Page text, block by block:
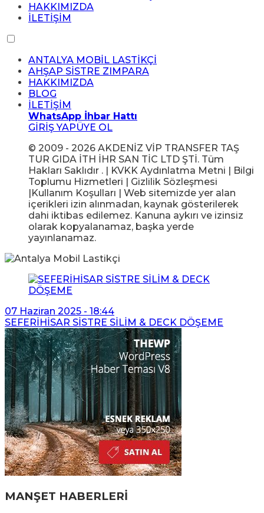
HAKKIMIZDA
İLETİŞİM
ANTALYA MOBİL LASTİKÇİ
AHŞAP SİSTRE ZIMPARA
HAKKIMIZDA
BLOG
İLETİŞİM
WhatsApp İhbar Hattı
GİRİŞ YAPÜYE OL
© 2009 - 2026 AKDENİZ VİP TRANSFER TAŞ
TUR GIDA İTH İHR SAN TİC LTD ŞTİ. Tüm
Hakları Saklıdır . | KVKK Aydınlatma Metni | Bilgi
Toplumu Hizmetleri | Gizlilik Sözleşmesi
|Kullanım Koşulları | Web sitemizde yer alan
içerikleri izin alınmadan, kaynak gösterilerek
dahi iktibas edilemez. Kanuna aykırı ve izinsiz
olarak kopyalanamaz, başka yerde
yayınlanamaz.
07 Haziran 2025 - 18:44
SEFERİHİSAR SİSTRE SİLİM & DECK DÖŞEME
MANŞET HABERLERİ